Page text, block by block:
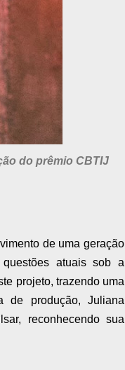
do prêmio CBTIJ
de uma geração
atuais sob a
projeto, trazendo uma
de produção, Juliana
reconhecendo sua